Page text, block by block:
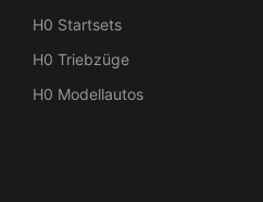
H0 Startsets
H0 Triebzüge
H0 Modellautos